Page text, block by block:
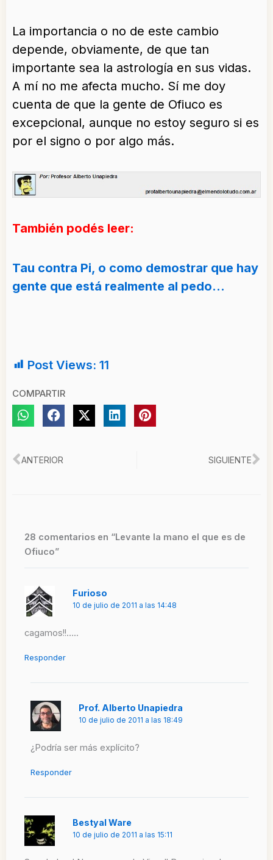
La importancia o no de este cambio
depende, obviamente, de que tan
importante sea la astrología en sus vidas.
A mí no me afecta mucho. Sí me doy
cuenta de que la gente de Ofiuco es
excepcional, aunque no estoy seguro si es
por el signo o por algo más.
También podés leer:
Tau contra Pi, o como demostrar que hay
gente que está realmente al pedo…
Post Views: 11
COMPARTIR
Ant
ANTERIOR SIGUIENTE
28 comentarios en “Levante la mano el que es de
Ofiuco”
Furioso
10 de julio de 2011 a las 14:48
cagamos!!…..
Responder
Prof. Alberto Unapiedra
10 de julio de 2011 a las 18:49
¿Podría ser más explícito?
Responder
Bestyal Ware
10 de julio de 2011 a las 15:11